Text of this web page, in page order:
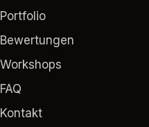
Portfolio
Bewertungen
Workshops
FAQ
Kontakt